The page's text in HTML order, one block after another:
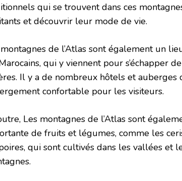
qui se trouvent dans ces
et découvrir leur mode de vie.
de l’Atlas sont également un
qui y viennent pour s’échapper
Il y a de nombreux hôtels et
confortable pour les visiteurs.
Les montagnes de l’Atlas sont
de fruits et légumes, comme les
qui sont cultivés dans les vallées et